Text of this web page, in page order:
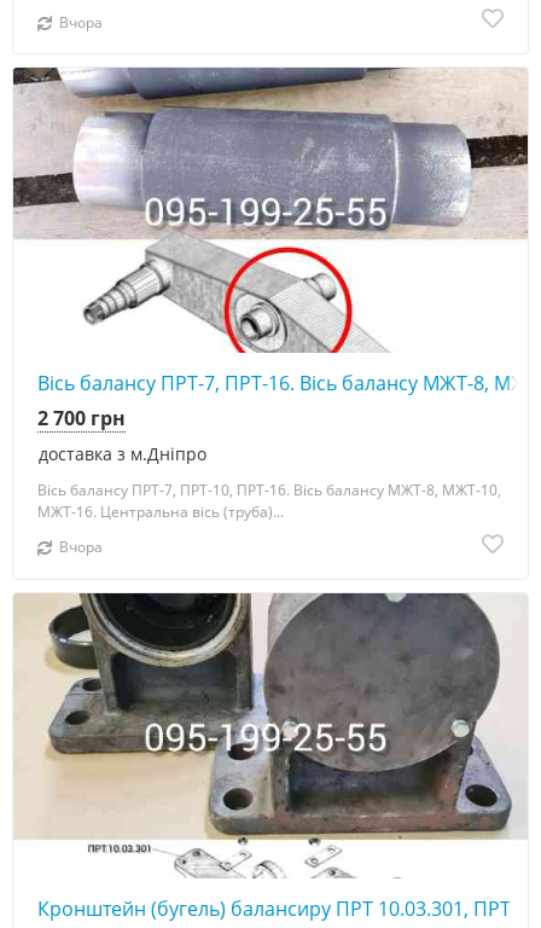
Вчора
Вісь балансу ПРТ-7, ПРТ-16. Вісь балансу МЖТ-8,
доставка з м.Дніпро
2 700 грн
Вісь балансу ПРТ-7, ПРТ-10, ПРТ-16. Вісь балансу МЖТ-8, МЖТ-10,
МЖТ-16. Центральна вісь (труба)...
Вчора
Кронштейн (бугель) балансиру ПРТ 10.03.301, ПРТ